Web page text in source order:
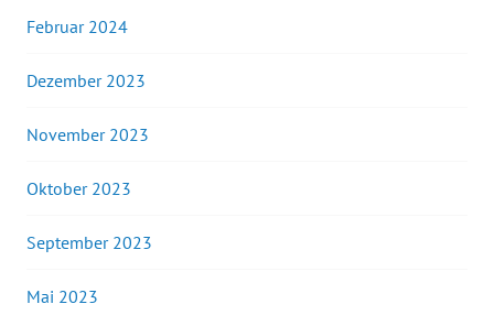
Februar 2024
Dezember 2023
November 2023
Oktober 2023
September 2023
Mai 2023